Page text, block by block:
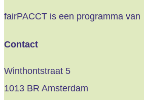
fairPACCT is een programma van
Contact
Winthontstraat 5
1013 BR Amsterdam